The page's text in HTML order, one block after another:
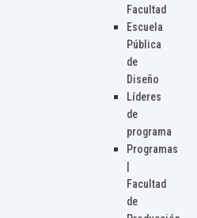
Facultad
Escuela
Pública
de
Diseño
Líderes
de
programa
Programas
Facultad
de